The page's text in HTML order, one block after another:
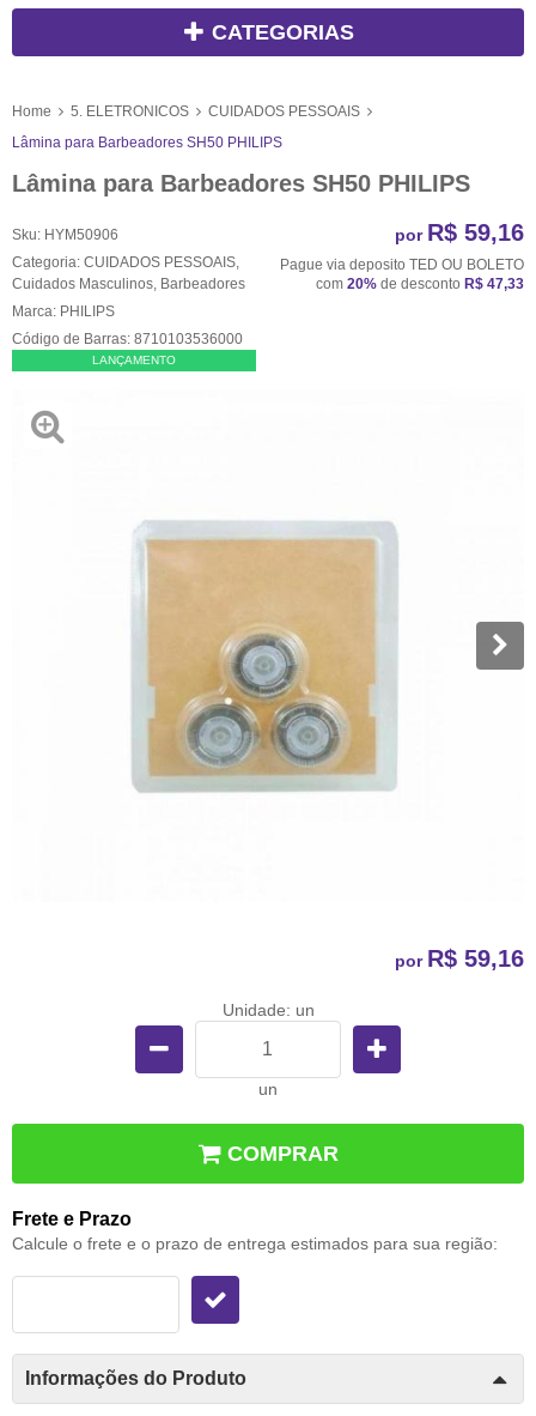
CATEGORIAS
Home 5. ELETRONICOS
CUIDADOS PESSOAIS
Lâmina para Barbeadores SH50 PHILIPS
Lâmina para Barbeadores SH50 PHILIPS
Sku: HYM50906
Categoria: CUIDADOS PESSOAIS
Cuidados Masculinos Barbeadores
Marca: PHILIPS
Código de Barras: 8710103536000
LANÇAMENTO
por R$ 59,16
Pague via deposito TED OU BOLETO
com 20% de desconto R$ 47,33
por R$ 59,16
Unidade: un
un
COMPRAR
Frete e Prazo
Calcule o frete e o prazo de entrega estimados para sua região:
Informações do Produto